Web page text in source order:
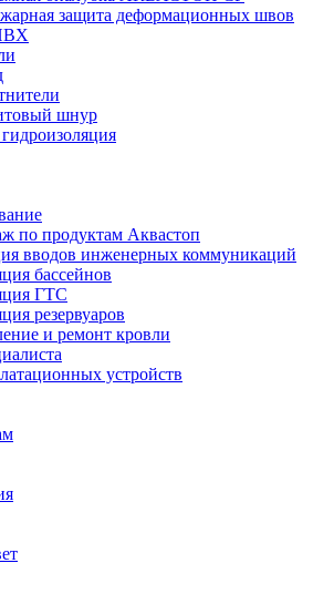
защита деформационных швов
шнур
по продуктам Аквастоп
вводов инженерных коммуникаций
бассейнов
ГТС
резервуаров
и ремонт кровли
устройств